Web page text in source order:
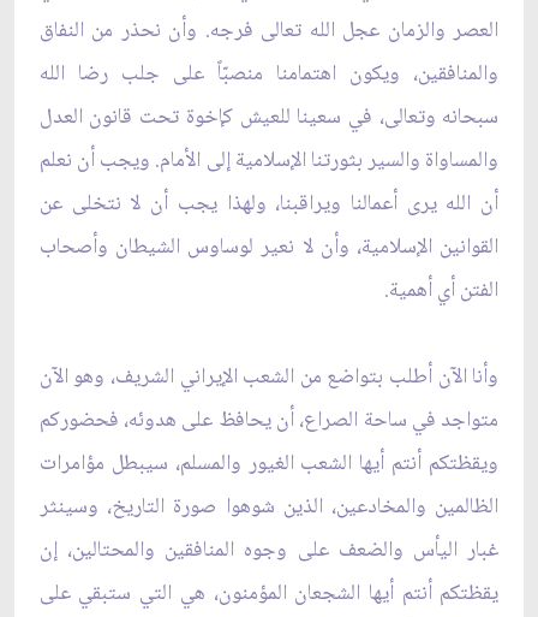
العصر والزمان عجل الله تعالى فرجه. وأن نحذر من النفاق
والمنافقين، ويكون اهتمامنا منصبّاً على جلب رضا الله
سبحانه وتعالى، في سعينا للعيش كإخوة تحت قانون العدل
والمساواة والسير بثورتنا الإسلامية إلى الأمام. ويجب أن نعلم
أن الله يرى أعمالنا ويراقبنا، ولهذا يجب أن لا نتخلى عن
القوانين الإسلامية، وأن لا نعير لوساوس الشيطان وأصحاب
الفتن أي أهمية.
وأنا الآن أطلب بتواضع من الشعب الإيراني الشريف، وهو الآن
متواجد في ساحة الصراع، أن يحافظ على هدوئه، فحضوركم
ويقظتكم أنتم أيها الشعب الغيور والمسلم، سيبطل مؤامرات
الظالمين والمخادعين، الذين شوهوا صورة التاريخ، وسينثر
غبار اليأس والضعف على وجوه المنافقين والمحتالين، إن
يقظتكم أنتم أيها الشجعان المؤمنون، هي التي ستبقي على